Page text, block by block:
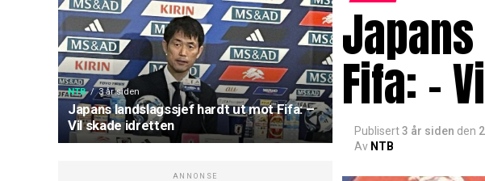
NTB 3 år siden
Japans landslagssjef hardt ut mot Fifa: –
Vil skade idretten
ANNONSE
Fifa: –
Publisert3 år siden den
Av NTB